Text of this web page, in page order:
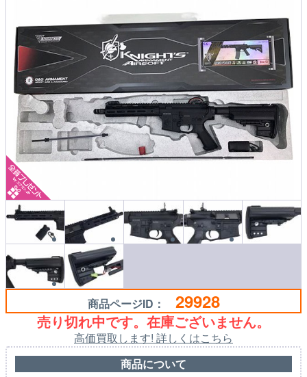
商品ページID： 29928
売り切れ中です。在庫ございません。
高価買取します! 詳しくはこちら
商品について